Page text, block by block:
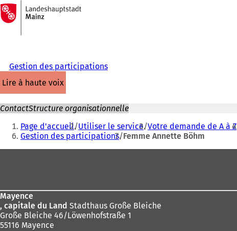
Accéder au contenu
Vers
la
page
d'accueil
Gestion des participations
lire à haute voix
ContactStructure organisationnelle
Vous
êtes
ici
Page d'accueil Utiliser le service Votre demande de A à Z
Gestion des participations Femme Annette Böhm
Mayence
, capitale du Land Stadthaus Große Bleiche
Große Bleiche 46/Löwenhofstraße 1
55116 Mayence